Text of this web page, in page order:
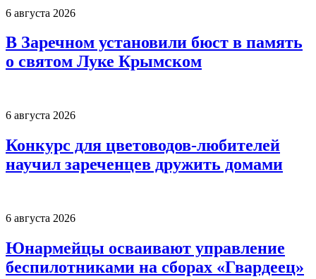
6 августа 2026
В Заречном установили бюст в память
о святом Луке Крымском
6 августа 2026
Конкурс для цветоводов-любителей
научил зареченцев дружить домами
6 августа 2026
Юнармейцы осваивают управление
беспилотниками на сборах «Гвардеец»